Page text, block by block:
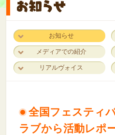
お知らせ
メディアでの紹介
リアルヴォイス
全国フェスティ
ラブから活動レポ